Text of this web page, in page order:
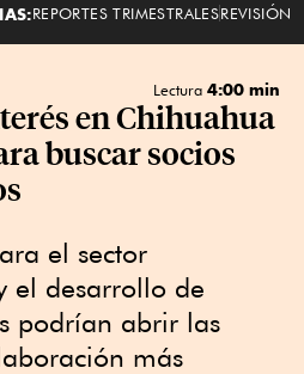
REPORTES TRIMESTRALESREVISIÓN
Lectura 4:00 min
en Chihuahua
buscar socios
el sector
el desarrollo de
podrían abrir las
más